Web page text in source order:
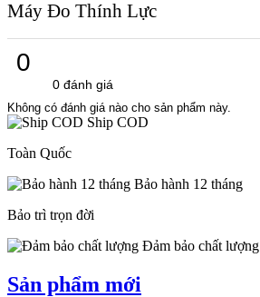
Máy Đo Thính Lực
0
0 đánh giá
Không có đánh giá nào cho sản phẩm này.
Ship COD
Toàn Quốc
Bảo hành 12 tháng
Bảo trì trọn đời
Đảm bảo chất lượng
Sản phẩm mới